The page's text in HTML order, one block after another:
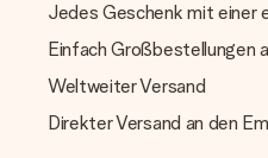
Geschenk empfangen
Was, wenn das Geschenk
erfüllt?
Sollte das Geschenk wider
Jedes Geschenk mit einer
Einfach Großbestellungen
Weltweiter Versand
Direkter Versand an den